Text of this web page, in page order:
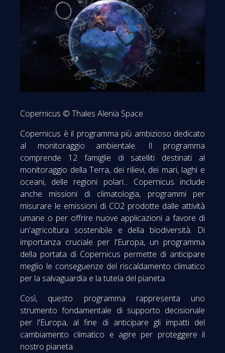
Copernicus © Thales Alenia Space
Copernicus è il programma più ambizioso dedicato
al monitoraggio ambientale. Il programma
comprende 12 famiglie di satelliti destinati al
monitoraggio della Terra, dei rilievi, dei mari, laghi e
oceani, delle regioni polari... Copernicus include
anche missioni di climatologia, programmi per
misurare le emissioni di CO2 prodotte dalle attività
umane o per offrire nuove applicazioni a favore di
un'agricoltura sostenibile e della biodiversità. Di
importanza cruciale per l'Europa, un programma
della portata di Copernicus permette di anticipare
meglio le conseguenze del riscaldamento climatico
per la salvaguardia e la tutela del pianeta.
Così, questo programma rappresenta uno
strumento fondamentale di supporto decisionale
per l'Europa, al fine di anticipare gli impatti del
cambiamento climatico e agire per proteggere il
nostro pianeta.